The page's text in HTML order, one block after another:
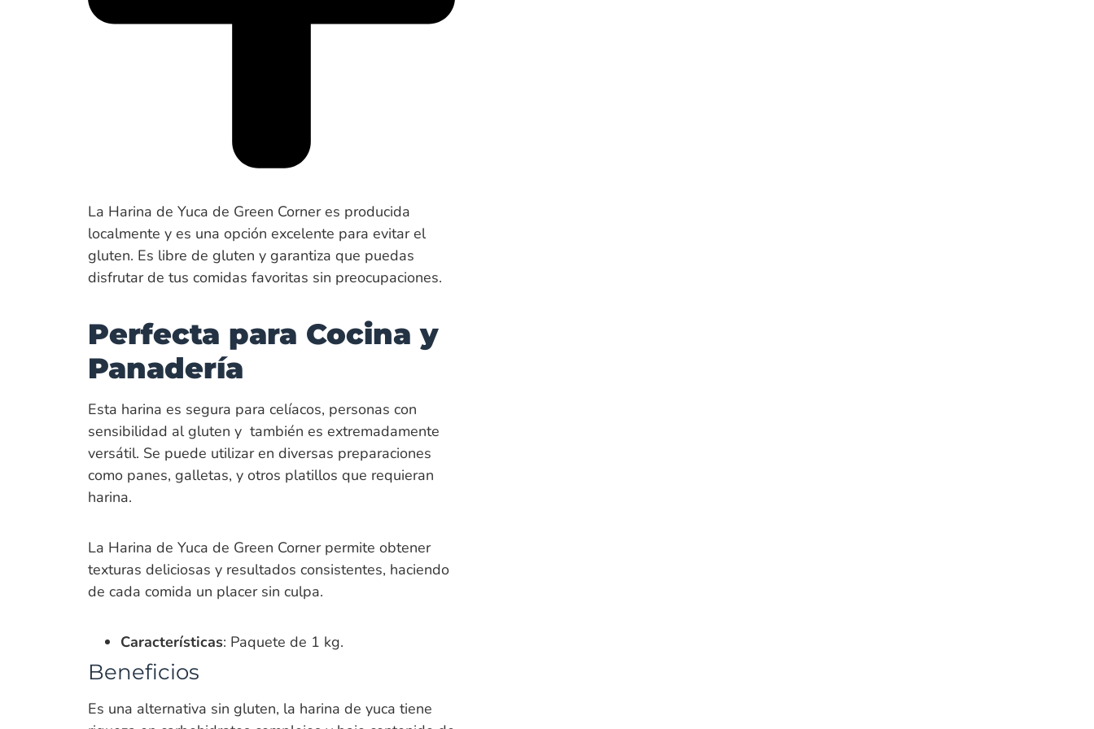
La Harina de Yuca de Green Corner es producida
localmente y es una opción excelente para evitar el
gluten. Es libre de gluten y garantiza que puedas
disfrutar de tus comidas favoritas sin preocupaciones.
Perfecta para Cocina y
Panadería
Esta harina es segura para celíacos, personas con
sensibilidad al gluten y también es extremadamente
versátil. Se puede utilizar en diversas preparaciones
como panes, galletas, y otros platillos que requieran
harina.
La Harina de Yuca de Green Corner permite obtener
texturas deliciosas y resultados consistentes, haciendo
de cada comida un placer sin culpa.
Características: Paquete de 1 kg.
Beneficios
Es una alternativa sin gluten, la harina de yuca tiene